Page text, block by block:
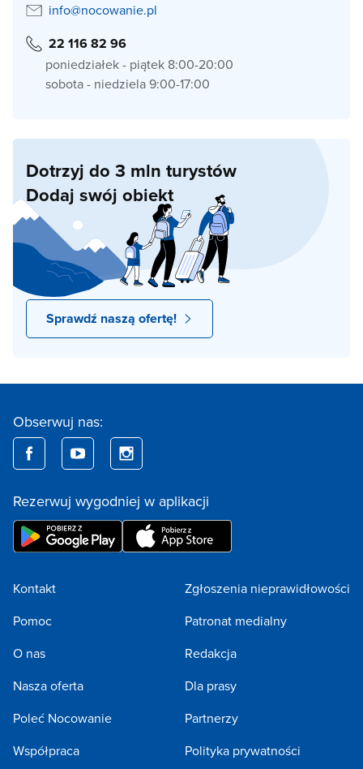
info@nocowanie.pl
22 116 82 96
poniedziałek - piątek 8:00-20:00
sobota - niedziela 9:00-17:00
Dotrzyj do 3 mln turystów
Dodaj swój obiekt
Sprawdź naszą ofertę!
Obserwuj nas:
Rezerwuj wygodniej w aplikacji
Kontakt
Pomoc
O nas
Nasza oferta
Poleć Nocowanie
Współpraca
Zgłoszenia nieprawidłowości
Patronat medialny
Redakcja
Dla prasy
Partnerzy
Polityka prywatności